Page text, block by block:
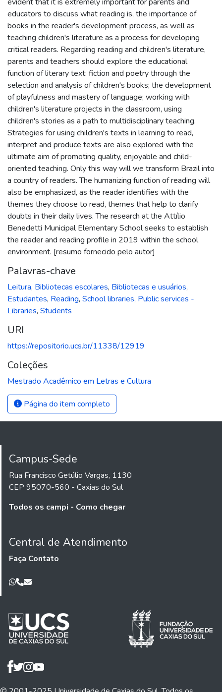
educators to discuss what reading is, the importance of
books in the reader's development process, as well as
teaching children's literature as a process for developing
critical readers. Regarding reading and children's literature,
parents and teachers should explore the educational
function of literary text: fiction and poetry through the
selection and analysis of children's books; the development
of playfulness and mastery of language; working with
children's literature projects in the classroom, using
children's stories as a path to multidisciplinary teaching.
Strategies for using children's texts in learning to read,
interpret and produce texts are also explored with the
ultimate aim of promoting quality, enjoyable and child-
oriented teaching. Only this way will we transform Brazil into
a country of readers. The humanizing function of reading will
also be emphasized, as the reader identifies with the
themes they choose to read, themes that help to clarify
doubts in their daily lives. The research at the Attílio
Benedetti Municipal Elementary School seeks to establish
the reader and reading profile in 2019 within the school
environment. [resumo fornecido pelo autor]
Palavras-chave
Leitura, Bibliotecas escolares, Bibliotecas e usuários,
Estudantes, Reading, School libraries, Public services -
Libraries, Students
URI
https://repositorio.ucs.br/11338/12919
Coleções
Mestrado Acadêmico em Letras e Cultura
Página do item completo
Campus-Sede
Rua Francisco Getúlio Vargas, 1130
CEP 95070-560 - Caxias do Sul
Todos os campi - Como chegar
Central de Atendimento
Faça Contato